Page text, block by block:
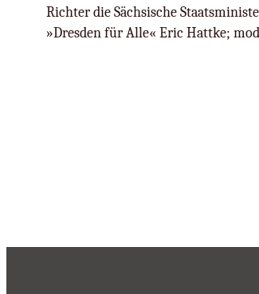
Richter die Sächsische
»Dresden für Alle« Eric Hattke;